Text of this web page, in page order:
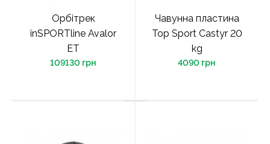
Орбітрек
inSPORTline Avalor
ET
109130 грн
Чавунна пластина
Top Sport Castyr 20
kg
4090 грн